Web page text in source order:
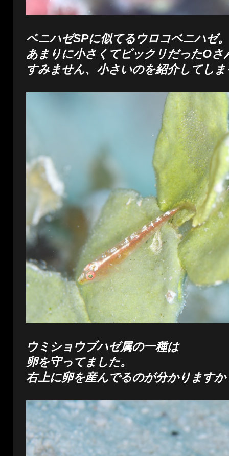
ベニハゼSPに似てるウロコベニハゼ。
あまりに小さくてビックリだったOさ
すみません、小さいのを紹介してし
ウミショウブハゼ属の一種は
卵を守ってました。
右上に卵を産んでるのが分かりますか